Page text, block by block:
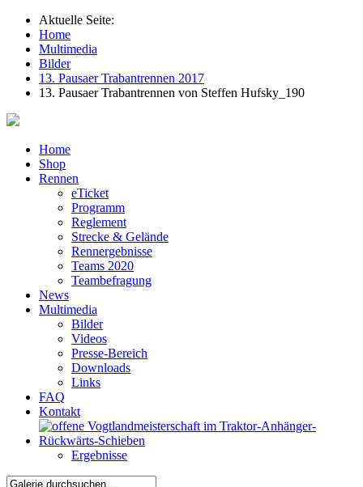
Aktuelle Seite:
Home
Multimedia
Bilder
13. Pausaer Trabantrennen 2017
13. Pausaer Trabantrennen von Steffen Hufsky_190
Home
Shop
Rennen
eTicket
Programm
Reglement
Strecke & Gelände
Rennergebnisse
Teams 2020
Teambefragung
News
Multimedia
Bilder
Videos
Presse-Bereich
Downloads
Links
FAQ
Kontakt
Ergebnisse